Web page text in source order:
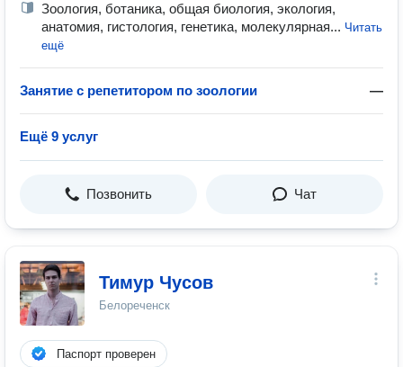
Зоология, ботаника, общая биология, экология,
анатомия, гистология, генетика, молекулярная... Читать
ещё
Занятие с репетитором по зоологии —
Ещё 9 услуг
Позвонить Чат
Тимур Чусов
Белореченск
Паспорт проверен